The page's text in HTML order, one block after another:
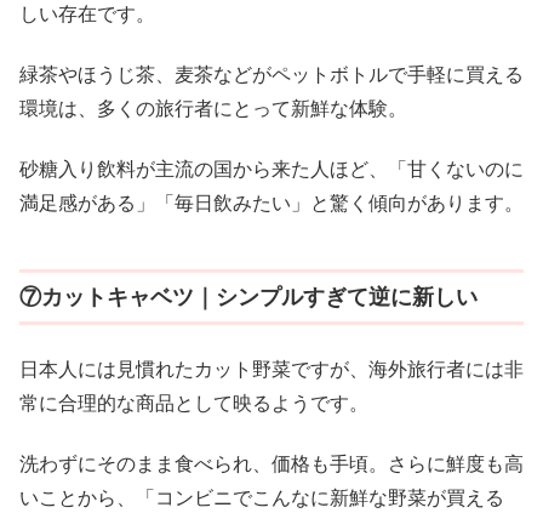
しい存在です。
緑茶やほうじ茶、麦茶などがペットボトルで手軽に買える
環境は、多くの旅行者にとって新鮮な体験。
砂糖入り飲料が主流の国から来た人ほど、「甘くないのに
満足感がある」「毎日飲みたい」と驚く傾向があります。
⑦カットキャベツ｜シンプルすぎて逆に新しい
日本人には見慣れたカット野菜ですが、海外旅行者には非
常に合理的な商品として映るようです。
洗わずにそのまま食べられ、価格も手頃。さらに鮮度も高
いことから、「コンビニでこんなに新鮮な野菜が買える